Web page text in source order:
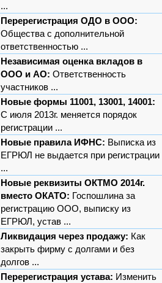
...
Перерегистрация ОДО в ООО:
Общества с дополнительной
ответственностью ...
Независимая оценка вкладов в
ООО и АО: Ответственность
участников ...
Новые формы 11001, 13001, 14001:
С июля 2013г. меняется порядок
регистрации ...
Новые правила ИФНС: Выписка из
ЕГРЮЛ не выдается при регистрации
...
Новые реквизиты ОКТМО 2014г.
вместо ОКАТО: Госпошлина за
регистрацию ООО, выписку из
ЕГРЮЛ, устав ...
Ликвидация через продажу: Как
закрыть фирму с долгами и без
долгов ...
Перерегистрация устава: Изменить